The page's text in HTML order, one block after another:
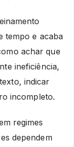
tempo e acaba
achar que
ineficiência,
indicar
incompleto.
regimes
dependem